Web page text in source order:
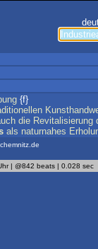
{f}
die Revitalisierung
als naturnahes
| @842 beats | 0.028 sec